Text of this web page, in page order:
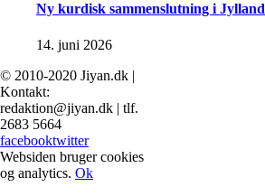
Ny kurdisk sammenslutning i Jylland
14. juni 2026
© 2010-2020 Jiyan.dk |
Kontakt:
redaktion@jiyan.dk | tlf.
2683 5664
facebooktwitter
Websiden bruger cookies
og analytics. Ok